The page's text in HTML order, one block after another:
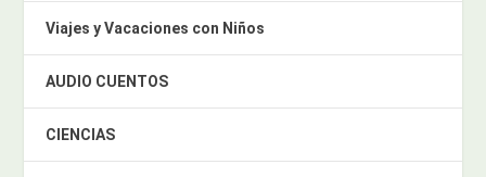
Viajes y Vacaciones con Niños
AUDIO CUENTOS
CIENCIAS